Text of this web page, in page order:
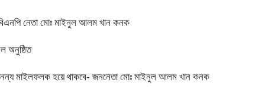
নেতা মোঃ মাইনুল আলম খান কনক
অনুষ্ঠিত
মাইলফলক হয়ে থাকবে- জননেতা মোঃ মাইনুল আলম খান কনক